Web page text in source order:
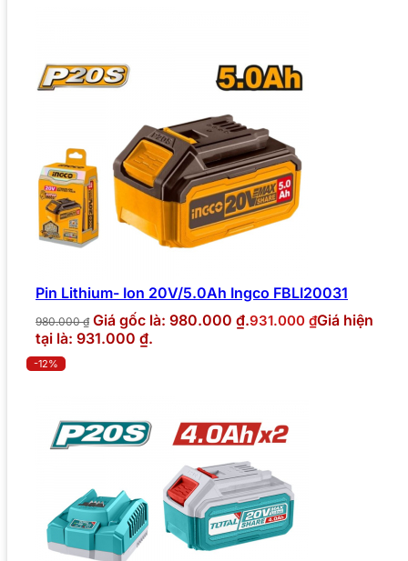
Pin Lithium- Ion 20V/5.0Ah Ingco FBLI20031
980.000₫ Giá gốc là: 980.000 ₫.931.000 ₫Giá hiện
tại là: 931.000 ₫.
-12%